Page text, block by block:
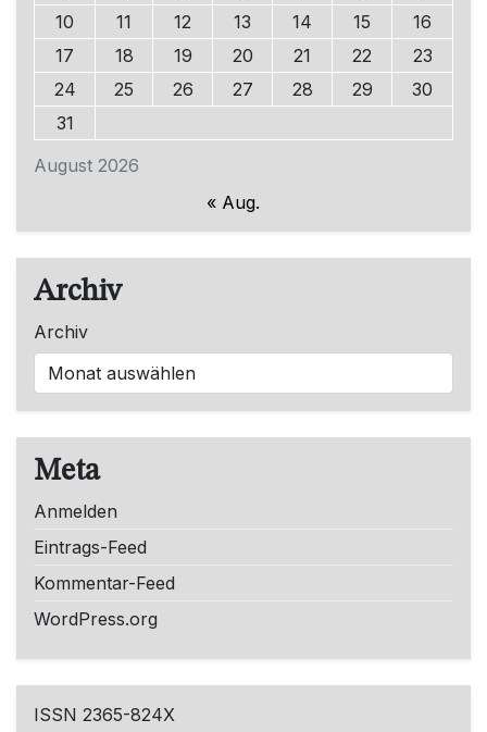
August 2026
10
11 12 13 14 15
16
17
18 19 20 21 22
23
24
25 26 27 28 29
30
31
« Aug.
Archiv
Archiv
Meta
Anmelden
Eintrags-Feed
Kommentar-Feed
WordPress.org
ISSN 2365-824X